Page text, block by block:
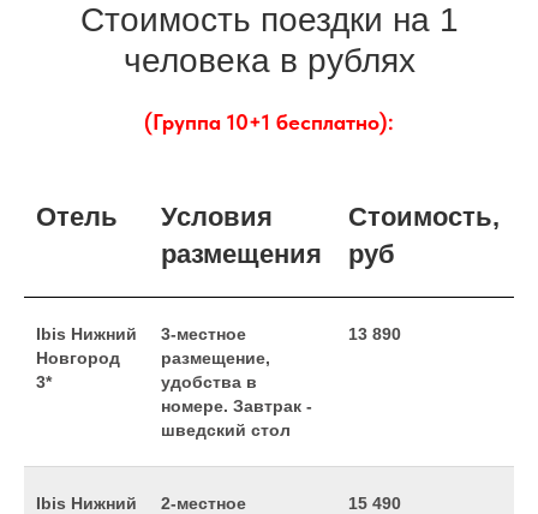
Стоимость поездки на 1
человека в рублях
(Группа 10+1 бесплатно):
Отель
Условия
размещения
Стоимость,
руб
Ibis Нижний
Новгород
3*
3-местное
размещение,
удобства в
номере. Завтрак -
шведский стол
13 890
Ibis Нижний
2-местное
15 490